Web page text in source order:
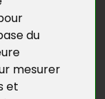
du
mesurer
et